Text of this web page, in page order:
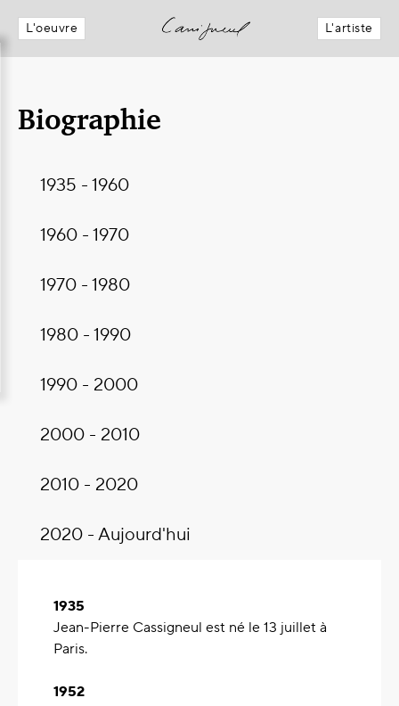
L'oeuvre L'artiste
Biographie
1935 - 1960
1960 - 1970
1970 - 1980
1980 - 1990
1990 - 2000
2000 - 2010
2010 - 2020
2020 - Aujourd'hui
1935
Jean-Pierre Cassigneul est né le 13 juillet à
Paris.
1952